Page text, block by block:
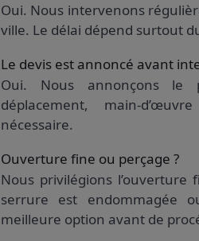
Oui. Nous intervenons
ville. Le délai dépend surtout
Le devis est annoncé avant
Oui. Nous annonçons
déplacement, main-
nécessaire.
Ouverture fine ou perçage ?
Nous privilégions l’ouverture
serrure est endommagée
meilleure option avant de